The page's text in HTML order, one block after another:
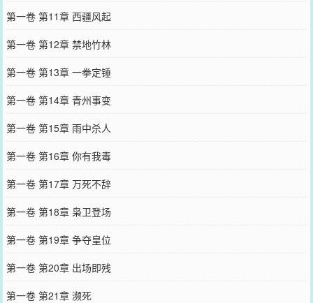
第一卷 第11章 西疆风起
第一卷 第12章 禁地竹林
第一卷 第13章 一拳定锤
第一卷 第14章 青州事变
第一卷 第15章 雨中杀人
第一卷 第16章 你有我毒
第一卷 第17章 万死不辞
第一卷 第18章 枭卫登场
第一卷 第19章 争夺皇位
第一卷 第20章 出场即残
第一卷 第21章 濒死